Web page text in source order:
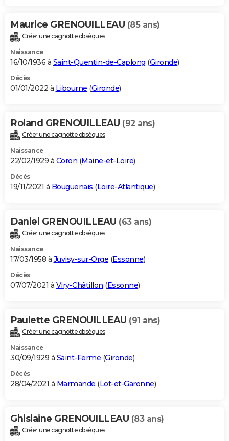
Maurice GRENOUILLEAU (85 ans)
Créer une cagnotte obsèques
Naissance
16/10/1936 à Saint-Quentin-de-Caplong (Gironde)
Décès
01/01/2022 à Libourne (Gironde)
Roland GRENOUILLEAU (92 ans)
Créer une cagnotte obsèques
Naissance
22/02/1929 à Coron (Maine-et-Loire)
Décès
19/11/2021 à Bouguenais (Loire-Atlantique)
Daniel GRENOUILLEAU (63 ans)
Créer une cagnotte obsèques
Naissance
17/03/1958 à Juvisy-sur-Orge (Essonne)
Décès
07/07/2021 à Viry-Châtillon (Essonne)
Paulette GRENOUILLEAU (91 ans)
Créer une cagnotte obsèques
Naissance
30/09/1929 à Saint-Ferme (Gironde)
Décès
28/04/2021 à Marmande (Lot-et-Garonne)
Ghislaine GRENOUILLEAU (83 ans)
Créer une cagnotte obsèques